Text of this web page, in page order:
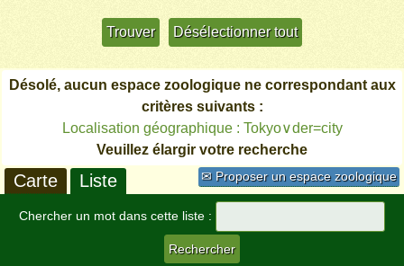
Désolé, aucun espace zoologique ne correspondant aux
critères suivants :
Localisation géographique : Tokyo∨der=city
Veuillez élargir votre recherche
✉ Proposer un espace zoologique
Carte Liste
Chercher un mot dans cette liste :